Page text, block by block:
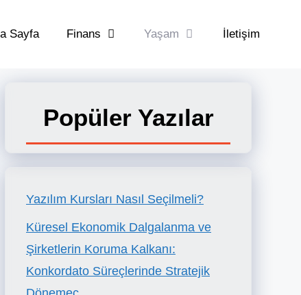
Sayfa Finans Yaşam İletişim
Popüler Yazılar
Yazılım Kursları Nasıl Seçilmeli?
Küresel Ekonomik Dalgalanma ve
Şirketlerin Koruma Kalkanı:
Konkordato Süreçlerinde Stratejik